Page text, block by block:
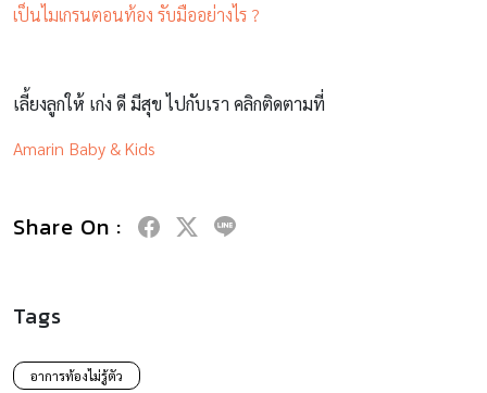
เป็นไมเกรนตอนท้อง รับมืออย่างไร ?
เลี้ยงลูกให้ เก่ง ดี มีสุข ไปกับเรา คลิกติดตามที่
Amarin Baby & Kids
Share On :
Tags
อาการท้องไม่รู้ตัว